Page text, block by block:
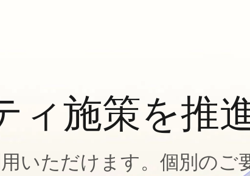
ィ施策を推
いただけます。個別のご